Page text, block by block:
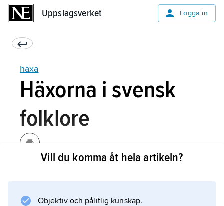
Uppslagsverket Logga in
häxa
Häxorna i svensk
folklore
för de kvinnor som i folktraditionen liksom i
Vill du komma åt hela artikeln?
Objektiv och pålitlig kunskap.